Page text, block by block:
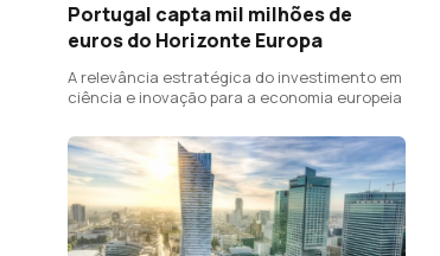
Portugal capta mil milhões de
euros do Horizonte Europa
A relevância estratégica do investimento em
ciência e inovação para a economia europeia